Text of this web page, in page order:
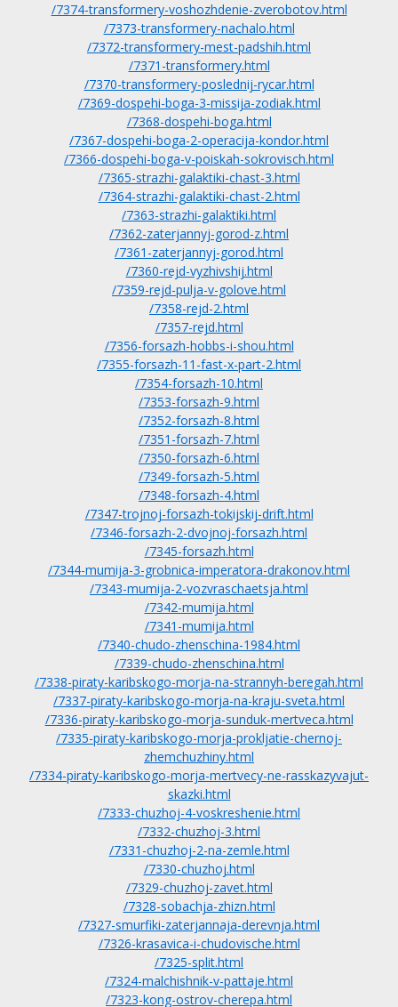
/7374-transformery-voshozhdenie-zverobotov.html
/7373-transformery-nachalo.html
/7372-transformery-mest-padshih.html
/7371-transformery.html
/7370-transformery-poslednij-rycar.html
/7369-dospehi-boga-3-missija-zodiak.html
/7368-dospehi-boga.html
/7367-dospehi-boga-2-operacija-kondor.html
/7366-dospehi-boga-v-poiskah-sokrovisch.html
/7365-strazhi-galaktiki-chast-3.html
/7364-strazhi-galaktiki-chast-2.html
/7363-strazhi-galaktiki.html
/7362-zaterjannyj-gorod-z.html
/7361-zaterjannyj-gorod.html
/7360-rejd-vyzhivshij.html
/7359-rejd-pulja-v-golove.html
/7358-rejd-2.html
/7357-rejd.html
/7356-forsazh-hobbs-i-shou.html
/7355-forsazh-11-fast-x-part-2.html
/7354-forsazh-10.html
/7353-forsazh-9.html
/7352-forsazh-8.html
/7351-forsazh-7.html
/7350-forsazh-6.html
/7349-forsazh-5.html
/7348-forsazh-4.html
/7347-trojnoj-forsazh-tokijskij-drift.html
/7346-forsazh-2-dvojnoj-forsazh.html
/7345-forsazh.html
/7344-mumija-3-grobnica-imperatora-drakonov.html
/7343-mumija-2-vozvraschaetsja.html
/7342-mumija.html
/7341-mumija.html
/7340-chudo-zhenschina-1984.html
/7339-chudo-zhenschina.html
/7338-piraty-karibskogo-morja-na-strannyh-beregah.html
/7337-piraty-karibskogo-morja-na-kraju-sveta.html
/7336-piraty-karibskogo-morja-sunduk-mertveca.html
/7335-piraty-karibskogo-morja-prokljatie-chernoj-
zhemchuzhiny.html
/7334-piraty-karibskogo-morja-mertvecy-ne-rasskazyvajut-
skazki.html
/7333-chuzhoj-4-voskreshenie.html
/7332-chuzhoj-3.html
/7331-chuzhoj-2-na-zemle.html
/7330-chuzhoj.html
/7329-chuzhoj-zavet.html
/7328-sobachja-zhizn.html
/7327-smurfiki-zaterjannaja-derevnja.html
/7326-krasavica-i-chudovische.html
/7325-split.html
/7324-malchishnik-v-pattaje.html
/7323-kong-ostrov-cherepa.html